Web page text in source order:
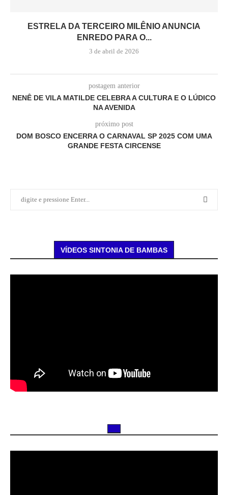
ESTRELA DA TERCEIRO MILÊNIO ANUNCIA
ENREDO PARA O...
3 de abril de 2026
postagem anterior
NENÊ DE VILA MATILDE CELEBRA A CULTURA E O LÚDICO
NA AVENIDA
próximo post
DOM BOSCO ENCERRA O CARNAVAL SP 2025 COM UMA
GRANDE FESTA CIRCENSE
VÍDEOS SINTONIA DE BAMBAS